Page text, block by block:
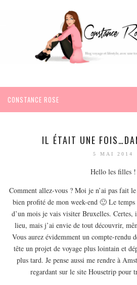
CONSTANCE ROSE
VOYAGES
AMÉRIQUE
MEXIQUE
EUROPE
ESPAGNE
FRANCE
IL ÉTAIT UNE
5 MAI 2014
Hello les filles !
Comment allez-vous ? Moi je n’ai pas fait
bien profité de mon week-end 🙂 Le
d’un mois je vais visiter Bruxelles.
lieu, mais j’ai envie de tout découvrir,
Vous aurez évidemment un compte-rendu
tête un projet de voyage plus lointain et
plus tard. Je pense aussi me rendre à
regardant sur le site Housetrip pour